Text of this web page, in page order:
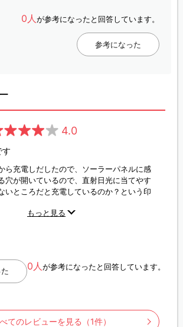
0人が参考になったと回答しています。
参考になった
4.0
す
ら充電しだしたので、ソーラーパネルに感
穴が開いているので、直射日光に当てやす
いところだと充電しているのか？という印
なく不可もなくといった感じですが、見た目
したのは、直射日光でなくてもジワジワ充電
と思ったからです。
もっと見る
0人 が参考になったと回答しています。
てのレビューを見る（1件）